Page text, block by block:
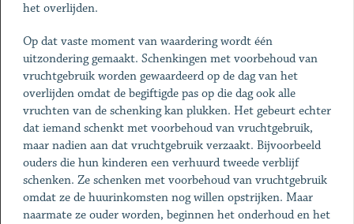
het overlijden.
Op dat vaste moment van waardering wordt één
uitzondering gemaakt. Schenkingen met voorbehoud van
vruchtgebruik worden gewaardeerd op de dag van het
overlijden omdat de begiftigde pas op die dag ook alle
vruchten van de schenking kan plukken. Het gebeurt echter
dat iemand schenkt met voorbehoud van vruchtgebruik,
maar nadien aan dat vruchtgebruik verzaakt. Bijvoorbeeld
ouders die hun kinderen een verhuurd tweede verblijf
schenken. Ze schenken met voorbehoud van vruchtgebruik
omdat ze de huurinkomsten nog willen opstrijken. Maar
naarmate ze ouder worden, beginnen het onderhoud en het